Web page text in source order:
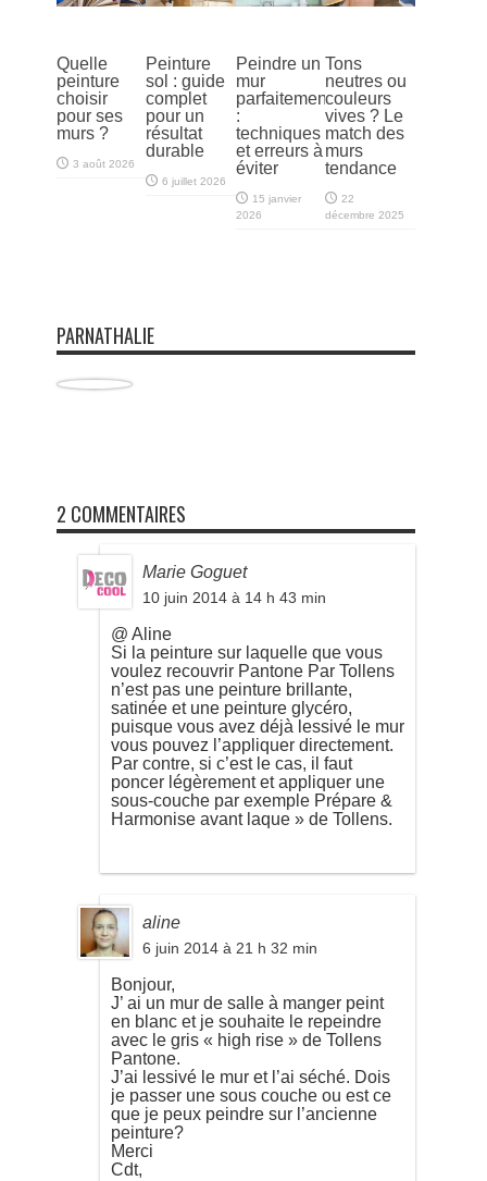
Quelle
peinture
choisir
pour ses
murs ?
3 août 2026
Peinture
sol : guide
complet
pour un
résultat
durable
6 juillet 2026
Peindre un
mur
parfaitement
:
techniques
et erreurs à
éviter
15 janvier
2026
Tons
neutres ou
couleurs
vives ? Le
match des
murs
tendance
22
décembre 2025
PARNATHALIE
2 COMMENTAIRES
Marie Goguet
10 juin 2014 à 14 h 43 min
@ Aline
Si la peinture sur laquelle que vous
voulez recouvrir Pantone Par Tollens
n’est pas une peinture brillante,
satinée et une peinture glycéro,
puisque vous avez déjà lessivé le mur
vous pouvez l’appliquer directement.
Par contre, si c’est le cas, il faut
poncer légèrement et appliquer une
sous-couche par exemple Prépare &
Harmonise avant laque » de Tollens.
aline
6 juin 2014 à 21 h 32 min
Bonjour,
J’ ai un mur de salle à manger peint
en blanc et je souhaite le repeindre
avec le gris « high rise » de Tollens
Pantone.
J’ai lessivé le mur et l’ai séché. Dois
je passer une sous couche ou est ce
que je peux peindre sur l’ancienne
peinture?
Merci
Cdt,